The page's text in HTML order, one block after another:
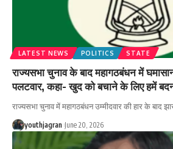
LATEST NEWS POLITICS STATE
राज्यसभा चुनाव के बाद महागठबंधन में
पलटवार, कहा- खुद को बचाने के लिए हमें
राज्यसभा चुनाव में महागठबंधन उम्मीदवार की हार के बाद
youthjagran June 20, 2026